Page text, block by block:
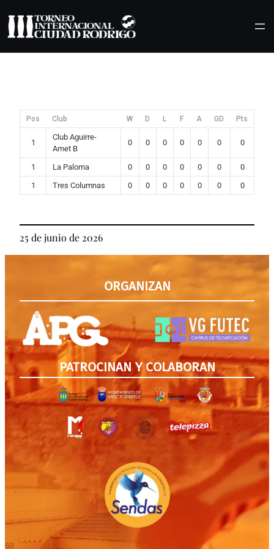
Pos Club W D L F A GD Pts
1
Club Aguirre-
Amet B
0 0 0 0 0 0 0
1 La Paloma 0 0 0 0 0 0
0
1
Tres Columnas 0 0 0 0 0 0 0
25 de junio de 2026
ORGANIZAN
PATROCINAN Y COLABORAN